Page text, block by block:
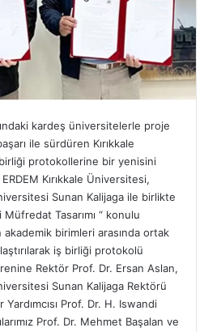
kardeş üniversitelerle proje
ile sürdüren Kırıkkale
protokollerine bir yenisini
Kırıkkale Üniversitesi,
Sunan Kalijaga ile birlikte
Müfredat Tasarımı “ konulu
birimleri arasında ortak
iş birliği protokolü
Rektör Prof. Dr. Ersan Aslan,
Sunan Kalijaga Rektörü
Prof. Dr. H. Iswandi
Prof. Dr. Mehmet Başalan ve